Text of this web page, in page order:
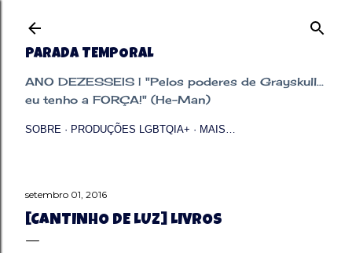
PARADA TEMPORAL
ANO DEZESSEIS | "Pelos poderes de Grayskull...
eu tenho a FORÇA!" (He-Man)
SOBRE PRODUÇÕES LGBTQIA+ MAIS…
setembro 01, 2016
[CANTINHO DE LUZ] LIVROS